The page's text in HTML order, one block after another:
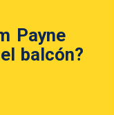
Payne
balcón?